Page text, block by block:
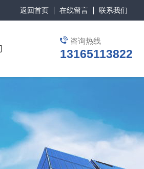
返回首页 在线留言 联系我们
咨询热线
13165113822